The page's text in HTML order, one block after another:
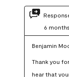
6
Benjamin
Thank you
hear that